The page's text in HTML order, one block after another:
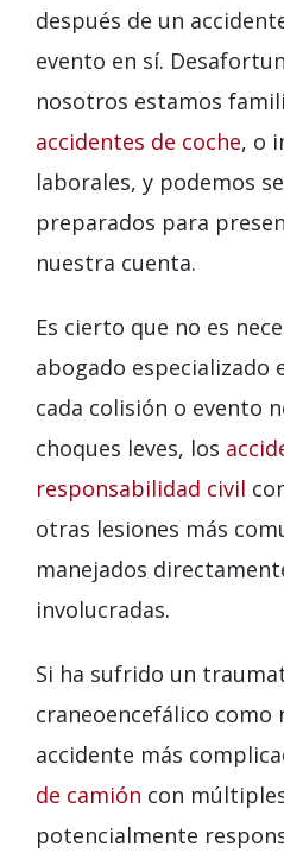
después de un
evento en sí.
nosotros estamos
accidentes de coche, o
laborales, y podemos
preparados para
nuestra cuenta.
Es cierto que no es
abogado especializado
cada colisión o evento
choques leves, los
responsabilidad civil
otras lesiones más
manejados
involucradas.
Si ha sufrido un
craneoencefálico como
accidente más
de camión con
potencialmente